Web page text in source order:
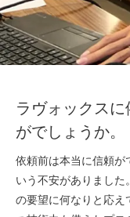
ラヴォックス
がでしょうか。
依頼前は本当に信頼が
いう不安がありました
の要望に何なりと応え